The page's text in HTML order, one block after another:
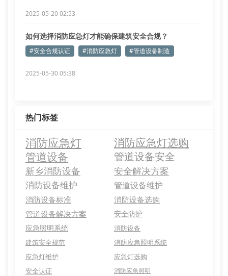
2025-05-20 02:53
如何选择消防应急灯才能确保建筑安全合规？
#安全合规认证 #消防应急灯 #管道设备制造
2025-05-30 05:38
热门标签
消防应急灯 消防应急灯选购
管道设备 管道设备安全
新乡消防设备 安全解决方案
消防设备维护 管道设备维护
消防设备标准
消防设备选购
管道设备解决方案
安全防护
应急照明系统
消防设备
建筑安全规范
消防应急照明系统
应急灯维护
应急灯选购
安全认证
消防应急照明